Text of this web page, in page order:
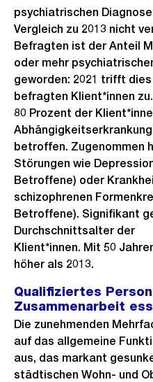
psychiatrischen
Vergleich zu 2013 nicht
Befragten ist der Anteil
oder mehr
geworden: 2021 trifft
befragten Klient*innen
80 Prozent der
betroffen. Zugenommen
Störungen wie
Betroffene) oder
schizophrenen
Betroffene). Signifikant
Durchschnittsalter der
Klient*innen. Mit 50
höher als 2013.
Qualifiziertes
Zusammenarbeit
Die zunehmenden
auf das allgemeine
aus, das markant
städtischen Wohn- und